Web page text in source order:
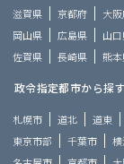
滋賀県
京都府 大
岡山県
広島県 山
佐賀県
長崎県 熊
政令指定都市から探す
札幌市 道北 道東
東京市部
千葉市